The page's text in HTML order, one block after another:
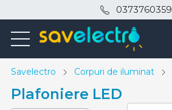
0373760359
Savelectro Corpuri de iluminat
Plafoniere LED